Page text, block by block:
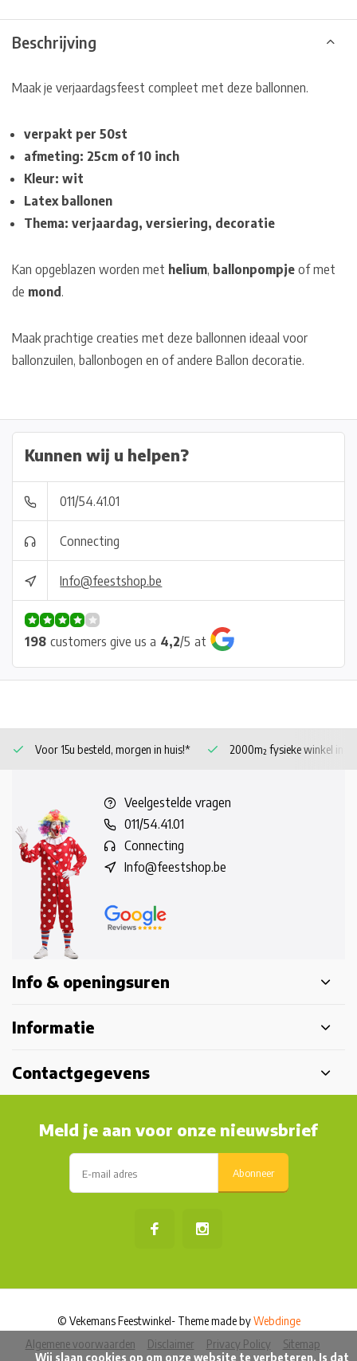
Beschrijving
Maak je verjaardagsfeest compleet met deze ballonnen.
verpakt per 50st
afmeting: 25cm of 10 inch
Kleur: wit
Latex ballonen
Thema: verjaardag, versiering, decoratie
Kan opgeblazen worden met helium, ballonpompje of met
de mond .
Maak prachtige creaties met deze ballonnen ideaal voor
ballonzuilen, ballonbogen en of andere Ballon decoratie.
Kunnen wij u helpen?
011/54.41.01
Connecting
Info@feestshop.be
198 customers give us a 4,2/5 at
Voor 15u besteld, morgen in huis!* 2000m² fysieke winkel in
Veelgestelde vragen
011/54.41.01
Connecting
Info@feestshop.be
Info & openingsuren
Informatie
Contactgegevens
Meld je aan voor onze nieuwsbrief
Abonneer
Algemene voorwaarden Disclaimer Privacy Policy Sitemap
© Vekemans Feestwinkel- Theme made byWebdinge